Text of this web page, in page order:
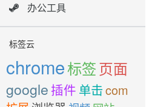
办公工具
标签云
chrome标签页面
google 插件 单击com